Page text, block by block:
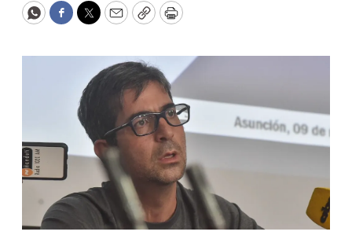
WhatsApp
Facebook
Twitter
EmailCopyPrint